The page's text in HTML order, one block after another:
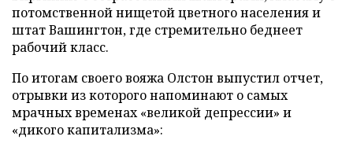
потомственной нищетой цветного населения и
штат Вашингтон, где стремительно беднеет
рабочий класс.
По итогам своего вояжа Олстон выпустил отчет,
отрывки из которого напоминают о самых
мрачных временах «великой депрессии» и
«дикого капитализма»: